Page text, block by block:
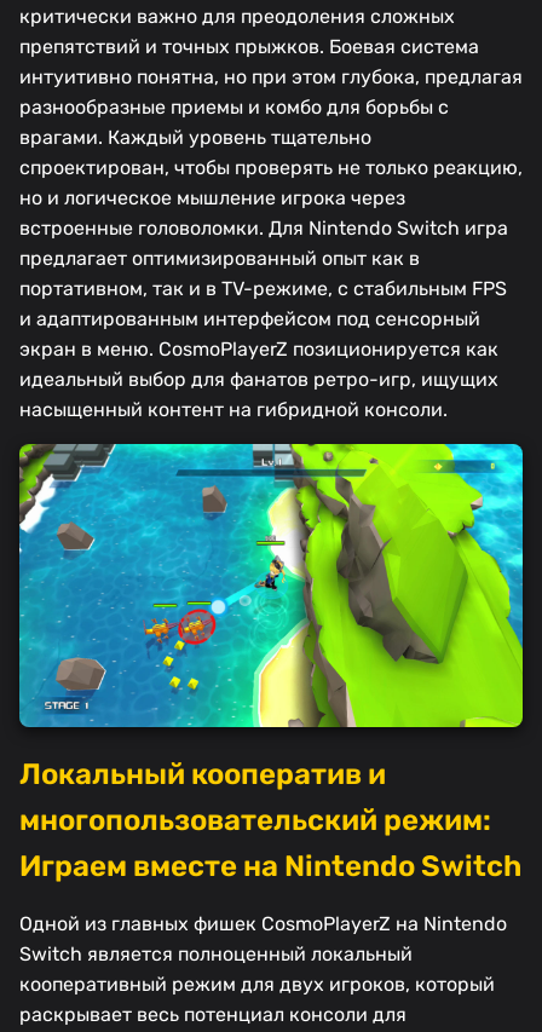
критически важно для преодоления сложных
препятствий и точных прыжков. Боевая система
интуитивно понятна, но при этом глубока, предлагая
разнообразные приемы и комбо для борьбы с
врагами. Каждый уровень тщательно
спроектирован, чтобы проверять не только реакцию,
но и логическое мышление игрока через
встроенные головоломки. Для Nintendo Switch игра
предлагает оптимизированный опыт как в
портативном, так и в TV-режиме, с стабильным FPS
и адаптированным интерфейсом под сенсорный
экран в меню. CosmoPlayerZ позиционируется как
идеальный выбор для фанатов ретро-игр, ищущих
насыщенный контент на гибридной консоли.
Локальный кооператив и
многопользовательский режим:
Играем вместе на Nintendo Switch
Одной из главных фишек CosmoPlayerZ на Nintendo
Switch является полноценный локальный
кооперативный режим для двух игроков, который
раскрывает весь потенциал консоли для